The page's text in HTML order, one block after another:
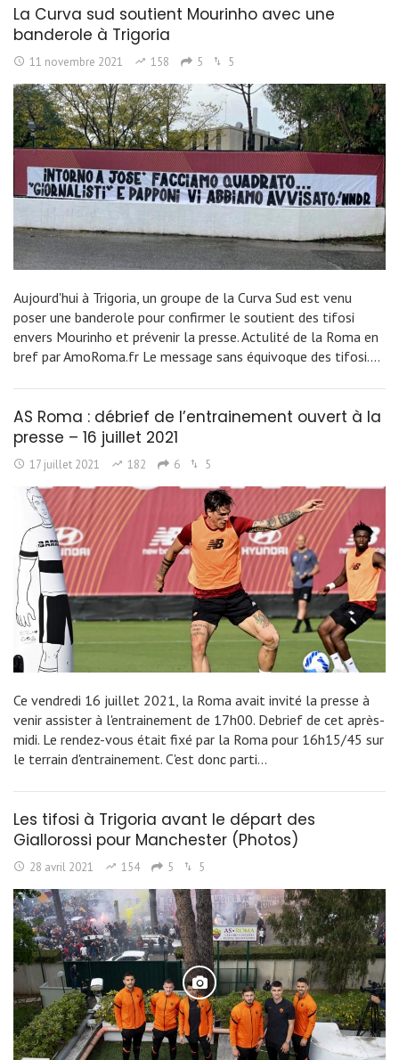
La Curva sud soutient Mourinho avec une
banderole à Trigoria
11 novembre 2021 158 5 5
Aujourd'hui à Trigoria, un groupe de la Curva Sud est venu
poser une banderole pour confirmer le soutient des tifosi
envers Mourinho et prévenir la presse. Actulité de la Roma en
bref par AmoRoma.fr Le message sans équivoque des tifosi.…
AS Roma : débrief de l’entrainement ouvert à la
presse – 16 juillet 2021
17 juillet 2021 182 6 5
Ce vendredi 16 juillet 2021, la Roma avait invité la presse à
venir assister à l'entrainement de 17h00. Debrief de cet après-
midi. Le rendez-vous était fixé par la Roma pour 16h15/45 sur
le terrain d'entrainement. C'est donc parti…
Les tifosi à Trigoria avant le départ des
Giallorossi pour Manchester (Photos)
28 avril 2021 154 5 5